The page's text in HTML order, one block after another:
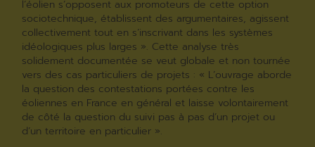
l’éolien s’opposent aux promoteurs de cette option
sociotechnique, établissent des argumentaires, agissent
collectivement tout en s’inscrivant dans les systèmes
idéologiques plus larges ». Cette analyse très
solidement documentée se veut globale et non tournée
vers des cas particuliers de projets : « L’ouvrage aborde
la question des contestations portées contre les
éoliennes en France en général et laisse volontairement
de côté la question du suivi pas à pas d’un projet ou
d’un territoire en particulier ».